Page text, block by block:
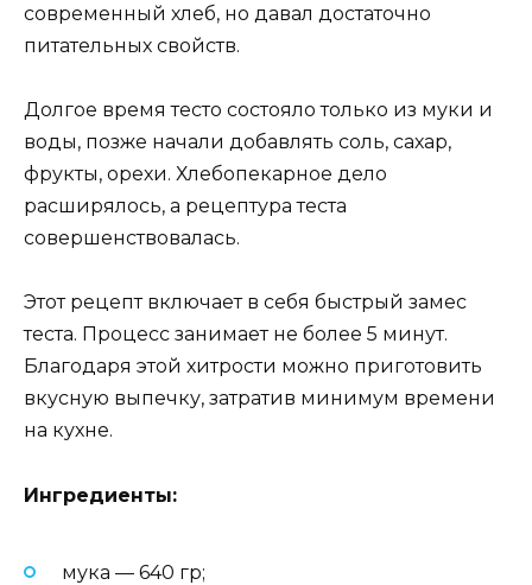
современный хлеб, но давал достаточно
питательных свойств.
Долгое время тесто состояло только из муки и
воды, позже начали добавлять соль, сахар,
фрукты, орехи. Хлебопекарное дело
расширялось, а рецептура теста
совершенствовалась.
Этот рецепт включает в себя быстрый замес
теста. Процесс занимает не более 5 минут.
Благодаря этой хитрости можно приготовить
вкусную выпечку, затратив минимум времени
на кухне.
Ингредиенты:
мука — 640 гр;